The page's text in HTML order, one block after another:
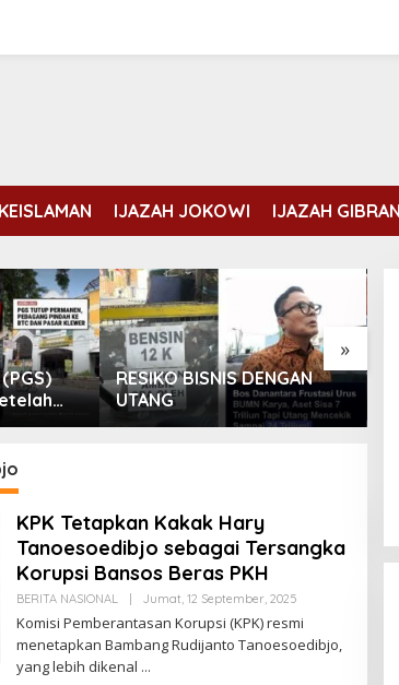
IJAZAH JOKOWI IJAZAH GIBRAN
»
21
RESIKO BISNIS DENGAN
UTANG
KPK Tetapkan Kakak Hary
Tanoesoedibjo sebagai Tersangka
Korupsi Bansos Beras PKH
BERITA NASIONAL Jumat, 12 September, 2025Oleh
Komisi Pemberantasan Korupsi (KPK) resmi
menetapkan Bambang Rudijanto Tanoesoedibjo,
yang lebih dikenal